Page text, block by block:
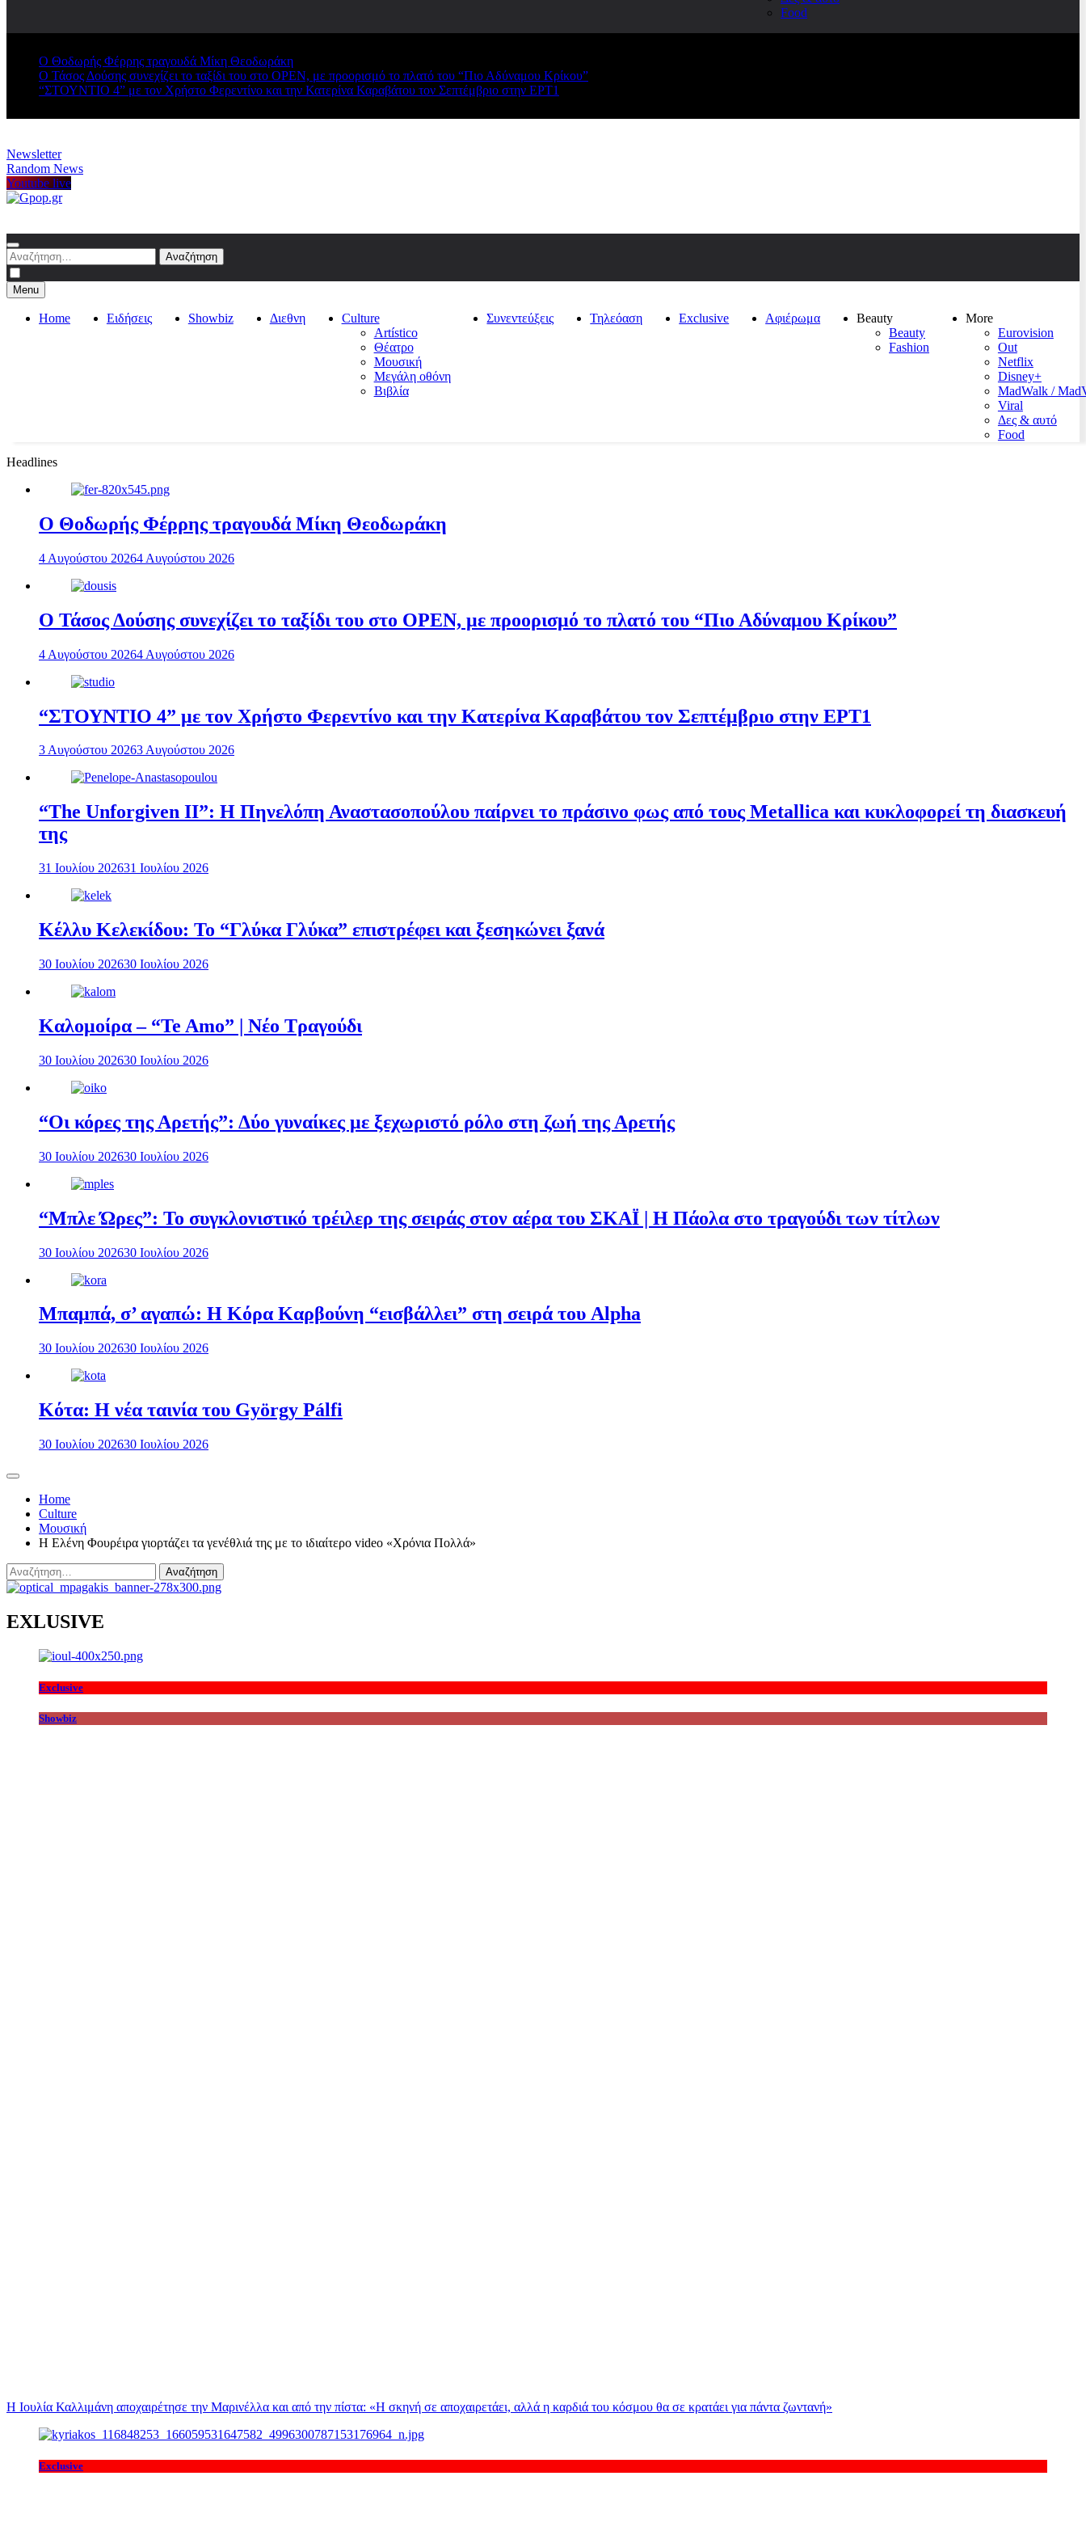
Food
Ο Θοδωρής Φέρρης τραγουδά Μίκη Θεοδωράκη
Ο Τάσος Δούσης συνεχίζει το ταξίδι του στο OPEN, με προορισμό το πλατό του “Πιο Αδύναμου Κρίκου”
“ΣΤΟΥΝΤΙΟ 4” με τον Χρήστο Φερεντίνο και την Κατερίνα Καραβάτου τον Σεπτέμβριο στην ΕΡΤ1
Newsletter
Random News
Youtube live
Αναζήτηση
για:
Menu
Home Ειδήσεις Showbiz Διεθνη
Culture
Artístico
Θέατρο
Μουσική
Μεγάλη οθόνη
Βιβλία
Συνεντεύξεις Τηλεόαση Exclusive Αφιέρωμα
Beauty
Beauty
Fashion
More
Eurovision
Out
Netflix
Disney+
MadWalk /
Viral
Δες & αυτό
Food
Headlines
Ο Θοδωρής Φέρρης τραγουδά Μίκη Θεοδωράκη
4 Αυγούστου 20264 Αυγούστου 2026
Ο Τάσος Δούσης συνεχίζει το ταξίδι του στο OPEN, με προορισμό το πλατό του “Πιο Αδύναμου Κρίκου”
4 Αυγούστου 20264 Αυγούστου 2026
“ΣΤΟΥΝΤΙΟ 4” με τον Χρήστο Φερεντίνο και την Κατερίνα Καραβάτου τον Σεπτέμβριο στην ΕΡΤ1
3 Αυγούστου 20263 Αυγούστου 2026
“The Unforgiven II”: Η Πηνελόπη Αναστασοπούλου παίρνει το πράσινο φως από τους Metallica και κυκλοφορεί τη διασκευή
της
31 Ιουλίου 202631 Ιουλίου 2026
Κέλλυ Κελεκίδου: Το “Γλύκα Γλύκα” επιστρέφει και ξεσηκώνει ξανά
30 Ιουλίου 202630 Ιουλίου 2026
Καλομοίρα – “Te Amo” | Νέο Τραγούδι
30 Ιουλίου 202630 Ιουλίου 2026
“Οι κόρες της Αρετής”: Δύο γυναίκες με ξεχωριστό ρόλο στη ζωή της Αρετής
30 Ιουλίου 202630 Ιουλίου 2026
“Μπλε Ώρες”: Το συγκλονιστικό τρέιλερ της σειράς στον αέρα του ΣΚΑΪ | Η Πάολα στο τραγούδι των τίτλων
30 Ιουλίου 202630 Ιουλίου 2026
Μπαμπά, σ’ αγαπώ: Η Κόρα Καρβούνη “εισβάλλει” στη σειρά του Alpha
30 Ιουλίου 202630 Ιουλίου 2026
Κότα: Η νέα ταινία του György Pálfi
30 Ιουλίου 202630 Ιουλίου 2026
Home
Culture
Μουσική
Η Ελένη Φουρέιρα γιορτάζει τα γενέθλιά της με τo ιδιαίτερο video «Χρόνια Πολλά»
Αναζήτηση
για:
EXLUSIVE
Exclusive
Showbiz
Η Ιουλία Καλλιμάνη αποχαιρέτησε την Μαρινέλλα και από την πίστα: «H σκηνή σε αποχαιρετάει, αλλά η καρδιά του κόσμου θα σε κρατάει για πάντα ζωντανή»
Exclusive